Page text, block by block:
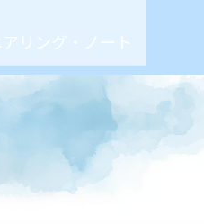
リング・ノート